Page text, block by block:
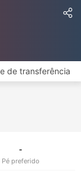
de transferência
-
Pé preferido